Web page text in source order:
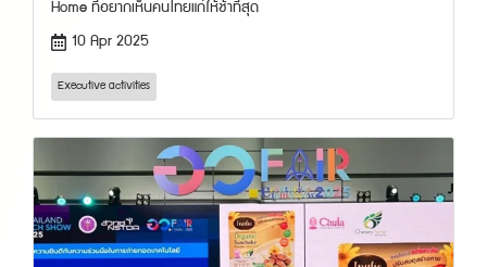
Home ที่อยากเห็นคนไทยแก่ให้ช้าที่สุด
10 Apr 2025
Executive activities